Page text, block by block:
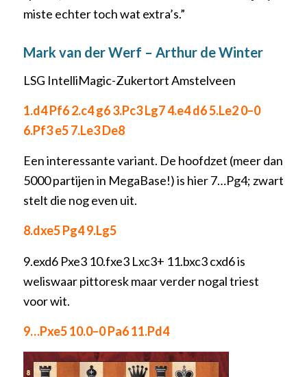
miste echter toch wat extra’s.”
Mark van der Werf – Arthur de Winter
LSG IntelliMagic-Zukertort Amstelveen
1.d4 Pf6 2.c4 g6 3.Pc3 Lg7 4.e4 d6 5.Le2 0–0
6.Pf3 e5 7.Le3 De8
Een interessante variant. De hoofdzet (meer dan
5000 partijen in MegaBase!) is hier 7…Pg4; zwart
stelt die nog even uit.
8.dxe5 Pg4 9.Lg5
9.exd6 Pxe3 10.fxe3 Lxc3+ 11.bxc3 cxd6 is
weliswaar pittoresk maar verder nogal triest
voor wit.
9…Pxe5 10.0–0 Pa6 11.Pd4